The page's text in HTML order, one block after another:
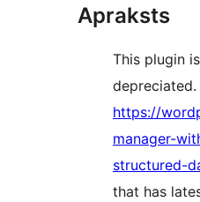
Apraksts
This plugin is
depreciated.
https://
manager-
structured-
that has